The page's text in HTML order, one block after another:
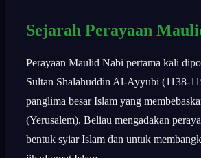
Sejarah Perayaan
Perayaan Maulid Nabi pertama kali
Sultan Shalahuddin Al-Ayyubi (1138-
panglima besar Islam yang
(Yerusalem). Beliau mengadakan
bentuk syiar Islam dan untuk